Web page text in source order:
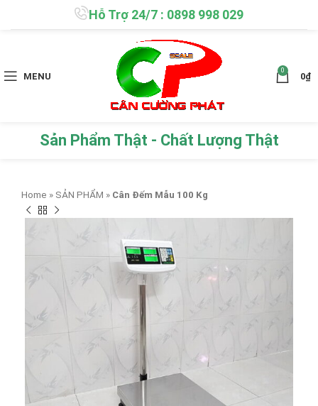
Hỗ Trợ 24/7 : 0898 998 029
MENU
0
0₫
Sản Phẩm Thật - Chất Lượng Thật
Home » SẢN PHẨM » Cân Đếm Mẫu 100 Kg